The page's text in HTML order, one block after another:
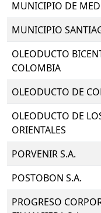
MUNICIPIO DE
MUNICIPIO
OLEODUCTO
COLOMBIA
OLEODUCTO DE
OLEODUCTO DE
ORIENTALES
PORVENIR S.A.
POSTOBON S.A.
PROGRESO